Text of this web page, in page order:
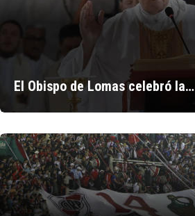
El Obispo de Lomas celebró la…